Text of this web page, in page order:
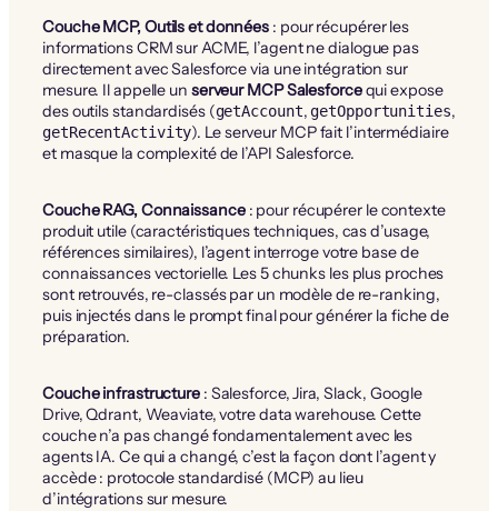
Couche MCP, Outils et données : pour récupérer les
informations CRM sur ACME, l’agent ne dialogue pas
directement avec Salesforce via une intégration sur
mesure. Il appelle un serveur MCP Salesforcequi expose
des outils standardisés (getAccount,getOpportunities,
getRecentActivity). Le serveur MCP fait l’intermédiaire
et masque la complexité de l’API Salesforce.
Couche RAG, Connaissance: pour récupérer le contexte
produit utile (caractéristiques techniques, cas d’usage,
références similaires), l’agent interroge votre base de
connaissances vectorielle. Les 5 chunks les plus proches
sont retrouvés, re-classés par un modèle de re-ranking,
puis injectés dans le prompt final pour générer la fiche de
préparation.
Couche infrastructure: Salesforce, Jira, Slack, Google
Drive, Qdrant, Weaviate, votre data warehouse. Cette
couche n’a pas changé fondamentalement avec les
agents IA. Ce qui a changé, c’est la façon dont l’agent y
accède : protocole standardisé (MCP) au lieu
d’intégrations sur mesure.